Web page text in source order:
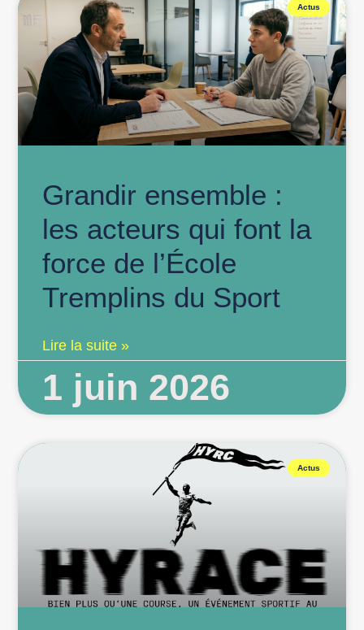
Actus
Grandir ensemble :
les acteurs qui font la
force de l’École
Tremplins du Sport
Lire la suite »
1 juin 2026
Actus